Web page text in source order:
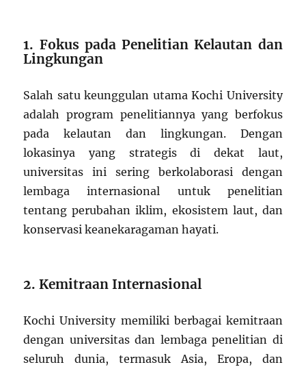
1. Fokus pada Penelitian Kelautan dan
Lingkungan
Salah satu keunggulan utama Kochi University
adalah program penelitiannya yang berfokus
pada kelautan dan lingkungan. Dengan
lokasinya yang strategis di dekat laut,
universitas ini sering berkolaborasi dengan
lembaga internasional untuk penelitian
tentang perubahan iklim, ekosistem laut, dan
konservasi keanekaragaman hayati.
2. Kemitraan Internasional
Kochi University memiliki berbagai kemitraan
dengan universitas dan lembaga penelitian di
seluruh dunia, termasuk Asia, Eropa, dan